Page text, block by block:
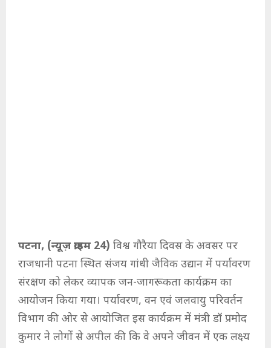
पटना, (न्यूज़ क्राइम 24) विश्व गौरैया दिवस के अवसर पर
राजधानी पटना स्थित संजय गांधी जैविक उद्यान में पर्यावरण
संरक्षण को लेकर व्यापक जन-जागरूकता कार्यक्रम का
आयोजन किया गया। पर्यावरण, वन एवं जलवायु परिवर्तन
विभाग की ओर से आयोजित इस कार्यक्रम में मंत्री डॉ प्रमोद
कुमार ने लोगों से अपील की कि वे अपने जीवन में एक लक्ष्य